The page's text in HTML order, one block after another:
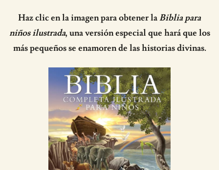
Haz clic en la imagen para obtener laBiblia para
niños ilustrada, una versión especial que hará que los
más pequeños se enamoren de las historias divinas.